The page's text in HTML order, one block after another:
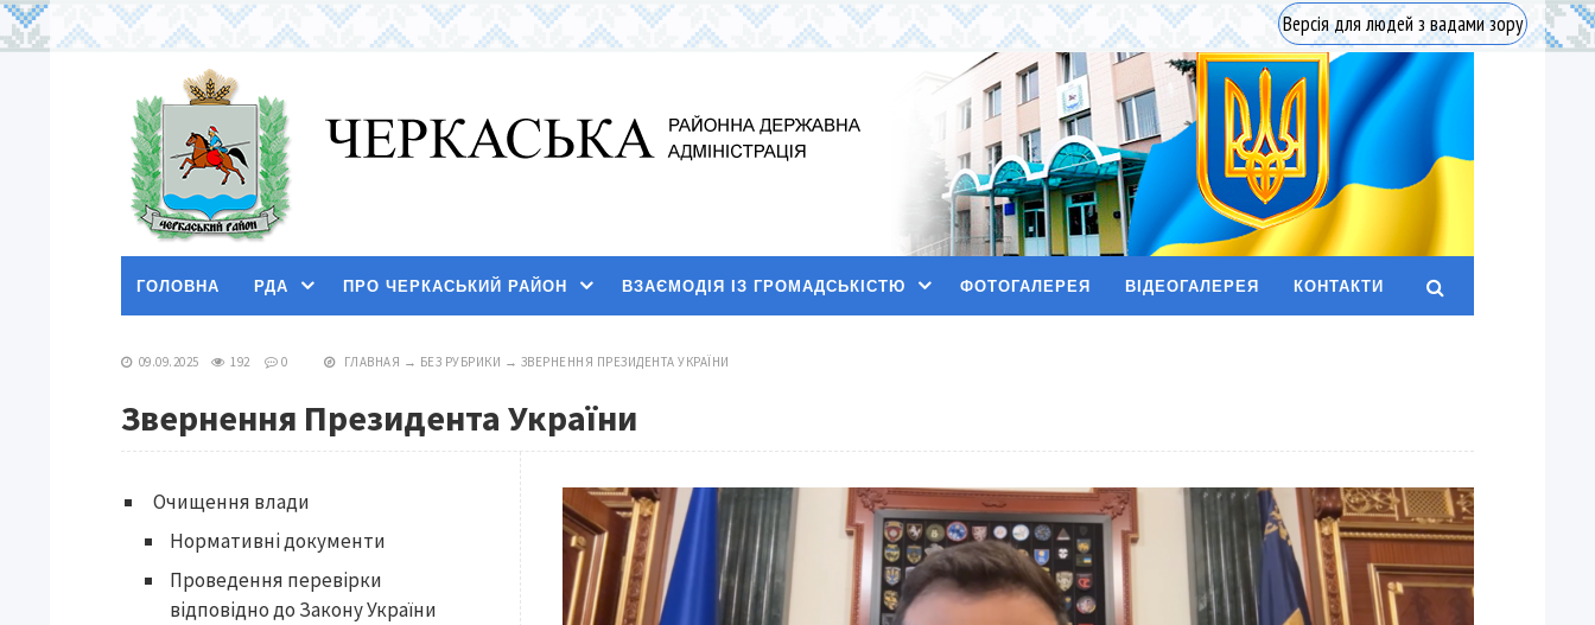
Версія для людей з вадами зору
ГОЛОВНА РДА ПРО ЧЕРКАСЬКИЙ РАЙОН ВЗАЄМОДІЯ ІЗ ГРОМАДСЬКІСТЮ ФОТОГАЛЕРЕЯ ВІДЕОГАЛЕРЕЯ КОНТАКТИ
09.09.2025 192 0 ГЛАВНАЯ → БЕЗ РУБРИКИ → ЗВЕРНЕННЯ ПРЕЗИДЕНТА УКРАЇНИ
Звернення Президента України
Очищення влади
Нормативні документи
Проведення перевірки
відповідно до Закону України